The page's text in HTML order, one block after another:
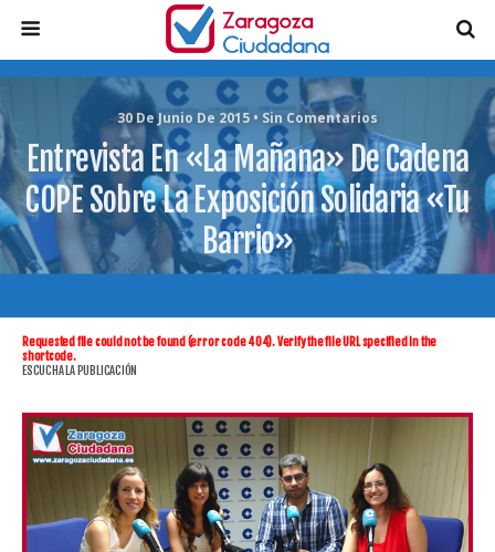
30 De Junio De 2015 • Sin Comentarios
Entrevista En «La Mañana» De Cadena
COPE Sobre La Exposición Solidaria «Tu
Barrio»
Requested file could not be found (error code 404). Verify the file URL specified in the
shortcode.
ESCUCHA LA PUBLICACIÓN